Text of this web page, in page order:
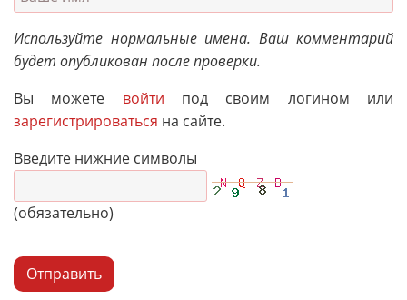
Используйте нормальные имена. Ваш комментарий
будет опубликован после проверки.
Вы можете войти под своим логином или
зарегистрироваться на сайте.
Введите нижние символы
(обязательно)
Отправить